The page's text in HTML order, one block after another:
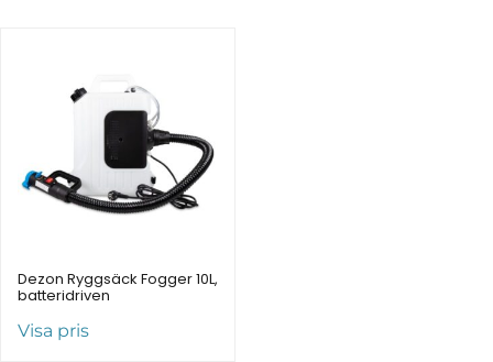
Dezon Ryggsäck Fogger 10L,
batteridriven
Visa pris